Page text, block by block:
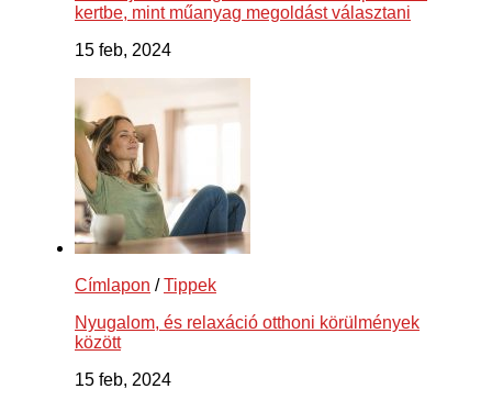
kertbe, mint műanyag megoldást választani
15 feb, 2024
Címlapon /Tippek
Nyugalom, és relaxáció otthoni körülmények
között
15 feb, 2024